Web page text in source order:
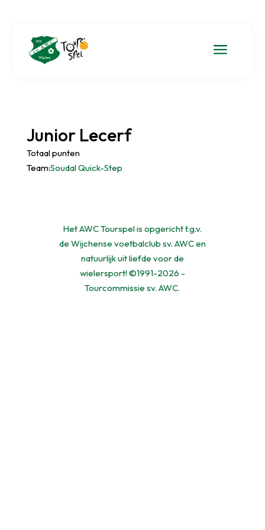
a
Junior Lecerf
Totaal punten
Team:Soudal Quick-Step
Het AWC Tourspel is opgericht t.g.v.
de Wijchense voetbalclub sv. AWC en
natuurlijk uit liefde voor de
wielersport! ©1991-2026 -
Tourcommissie sv. AWC.